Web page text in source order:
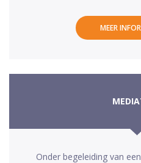
MEER
Onder begeleiding van